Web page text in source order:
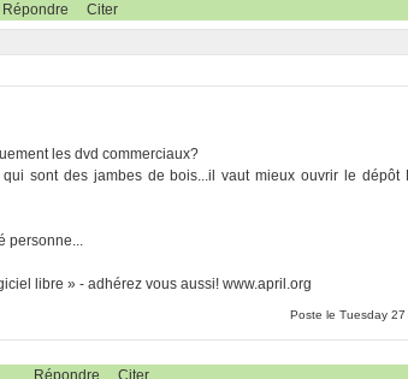
Répondre Citer
les dvd commerciaux?
qui sont des jambes de bois...il vaut mieux ouvrir le dépôt
personne...
libre » - adhérez vous aussi! www.april.org
Poste le Tuesday
Répondre Citer